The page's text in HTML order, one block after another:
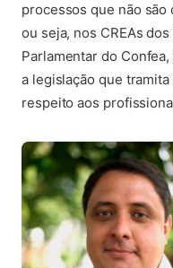
processos que não
ou seja, nos CREAs
Parlamentar do
a legislação que
respeito aos